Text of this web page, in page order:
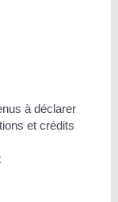
à déclarer
et crédits